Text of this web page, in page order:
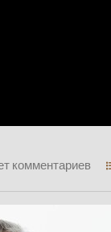
комментариев